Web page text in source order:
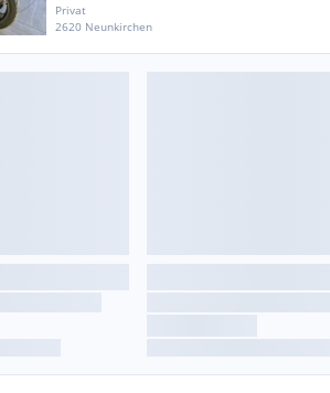
Privat
2620 Neunkirchen